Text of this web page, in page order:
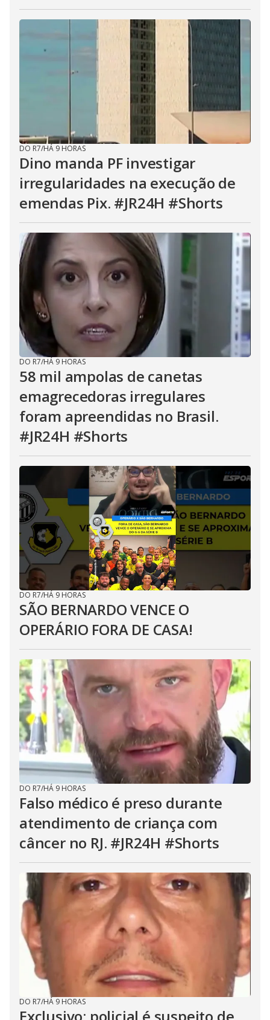
DO R7/HÁ 9 HORAS
Dino manda PF investigar
irregularidades na execução de
emendas Pix. #JR24H #Shorts
DO R7/HÁ 9 HORAS
58 mil ampolas de canetas
emagrecedoras irregulares
foram apreendidas no Brasil.
#JR24H #Shorts
DO R7/HÁ 9 HORAS
SÃO BERNARDO VENCE O
OPERÁRIO FORA DE CASA!
DO R7/HÁ 9 HORAS
Falso médico é preso durante
atendimento de criança com
câncer no RJ. #JR24H #Shorts
DO R7/HÁ 9 HORAS